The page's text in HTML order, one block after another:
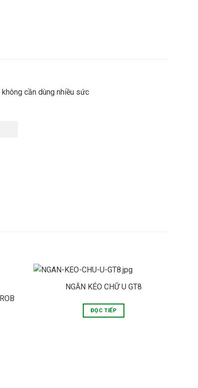
cần dùng nhiều sức
NGĂN KÉO CHỮ U GT8
ĐỌC TIẾP